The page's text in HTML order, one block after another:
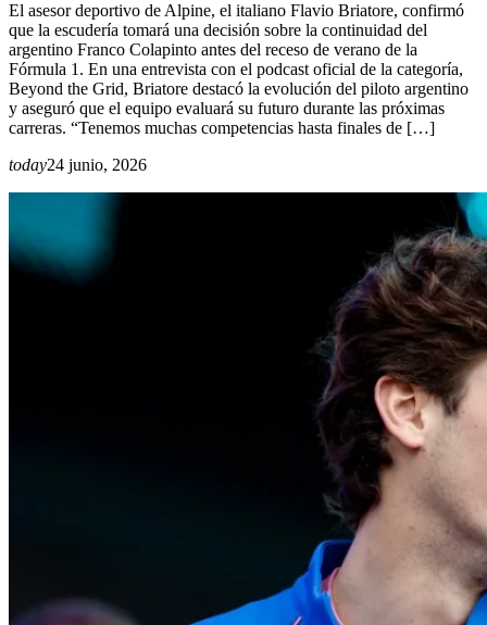
El asesor deportivo de Alpine, el italiano Flavio Briatore, confirmó
que la escudería tomará una decisión sobre la continuidad del
argentino Franco Colapinto antes del receso de verano de la
Fórmula 1. En una entrevista con el podcast oficial de la categoría,
Beyond the Grid, Briatore destacó la evolución del piloto argentino
y aseguró que el equipo evaluará su futuro durante las próximas
carreras. “Tenemos muchas competencias hasta finales de […]
today24 junio, 2026